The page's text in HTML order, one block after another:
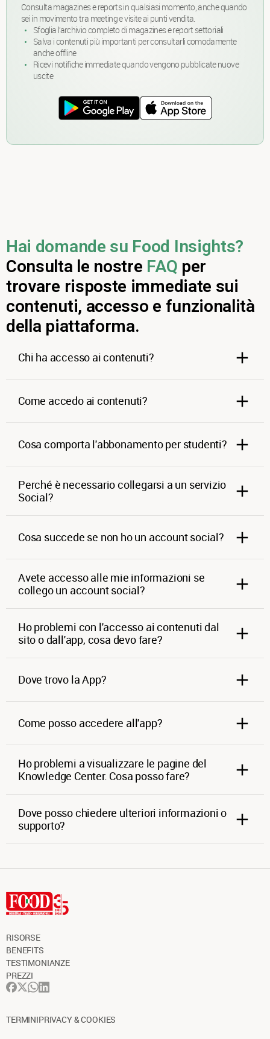
Consulta magazines e reports in qualsiasi momento, anche quando
sei in movimento tra meeting e visite ai punti vendita.
Sfoglia l’archivio completo di magazines e report settoriali
Salva i contenuti più importanti per consultarli comodamente
anche offline
Ricevi notifiche immediate quando vengono pubblicate nuove
uscite
Hai domande su Food Insights?
Consulta le nostre FAQ per
trovare risposte immediate sui
contenuti, accesso e funzionalità
della piattaforma.
Chi ha accesso ai contenuti?
Come accedo ai contenuti?
Cosa comporta l'abbonamento per studenti?
Perché è necessario collegarsi a un servizio
Social?
Cosa succede se non ho un account social?
Avete accesso alle mie informazioni se
collego un account social?
Ho problemi con l'accesso ai contenuti dal
sito o dall'app, cosa devo fare?
Dove trovo la App?
Come posso accedere all'app?
Ho problemi a visualizzare le pagine del
Knowledge Center. Cosa posso fare?
Dove posso chiedere ulteriori informazioni o
supporto?
RISORSE
BENEFITS
TESTIMONIANZE
PREZZI
TERMINIPRIVACY & COOKIES